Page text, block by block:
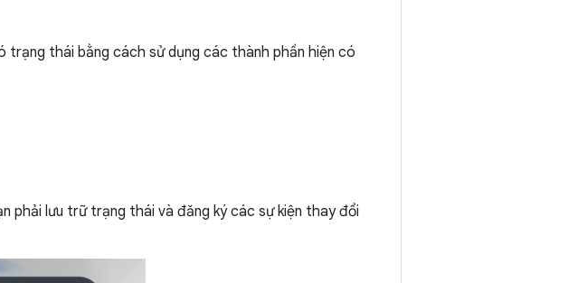
trạng thái bằng cách sử dụng các thành phần hiện có
phải lưu trữ trạng thái và đăng ký các sự kiện thay đổi